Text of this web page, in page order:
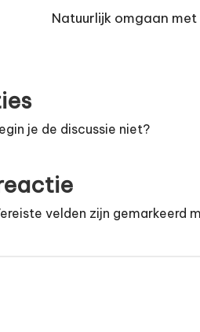
Natuurlijk omgaan
je de discussie niet?
velden zijn gemarkeerd